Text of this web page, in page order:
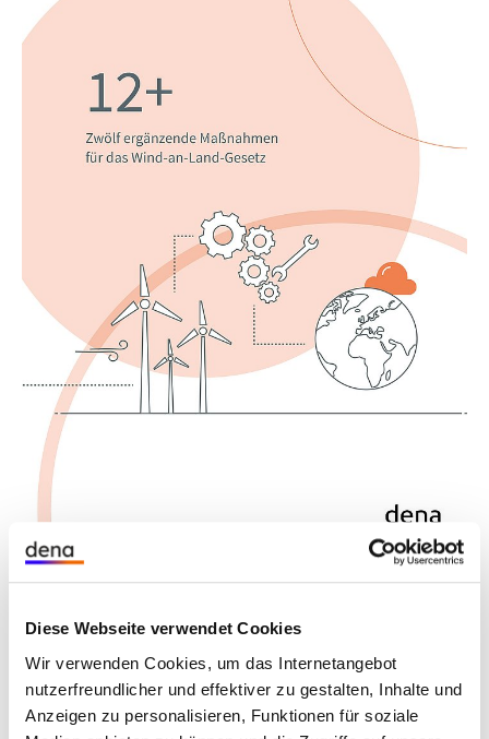
Diese Webseite verwendet Cookies
Wir verwenden Cookies, um das Internetangebot
nutzerfreundlicher und effektiver zu gestalten, Inhalte und
Anzeigen zu personalisieren, Funktionen für soziale
Eine der zentralen Säulen für die Dekarbonisierung
des Energiesystems ist der Ausbau der
Erneuerbaren Energien und die Elektrifizierung. Der
Koalitionsvertrag der Ampel sieht deshalb bis
2030 einen Anteil von 80 Prozent Erneuerbaren
Energien im Stromsektor und eine entsprechende
Erhöhung der Ausbauziele für Erneuerbare
Energien vor.
Der Windenergie an Land kommt dabei eine nicht
zu unterschätzende Rolle zu: Ausgehend von
bis 2030 auf 115 GW mehr als verdoppelt werden.
Das bedeutet, dass der jährliche Kapazitätszubau
(netto) bis 2030 im Durchschnitt rund viermal so